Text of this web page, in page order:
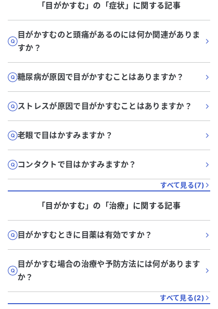
「目がかすむ」 の「症状 」に関する記事
目がかすむのと頭痛があるのには何か関連がありま
すか？
糖尿病が原因で目がかすむことはありますか？
ストレスが原因で目がかすむことはありますか？
老眼で目はかすみますか？
コンタクトで目はかすみますか？
すべて見る(7)
「目がかすむ」 の「治療 」に関する記事
目がかすむときに目薬は有効ですか？
目がかすむ場合の治療や予防方法には何があります
か？
すべて見る(2)